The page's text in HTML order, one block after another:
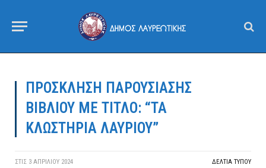
ΠΡΟΣΚΛΗΣΗ ΠΑΡΟΥΣΙΑΣΗΣ
ΒΙΒΛΙΟΥ ΜΕ ΤΙΤΛΟ: “ΤΑ
ΚΛΩΣΤΗΡΙΑ ΛΑΥΡΙΟΥ”
ΣΤΙΣ 3 ΑΠΡΙΛΊΟΥ 2024 ΔΕΛΤΙΑ ΤΥΠΟΥ